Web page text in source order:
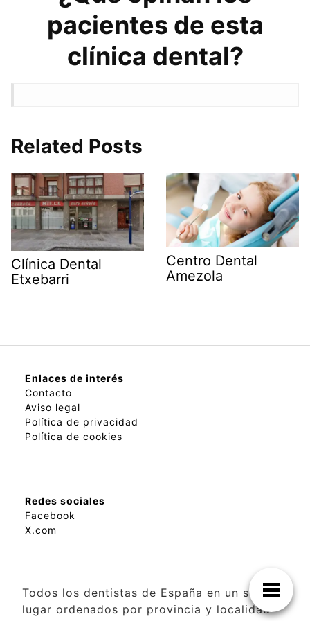
pacientes de esta
clínica dental?
Related Posts
Clínica Dental
Etxebarri
Centro Dental
Amezola
Enlaces de interés
Contacto
Aviso legal
Política de privacidad
Política de cookies
Redes sociales
Facebook
X.com
Todos los dentistas de España en un solo
lugar ordenados por provincia y localidad